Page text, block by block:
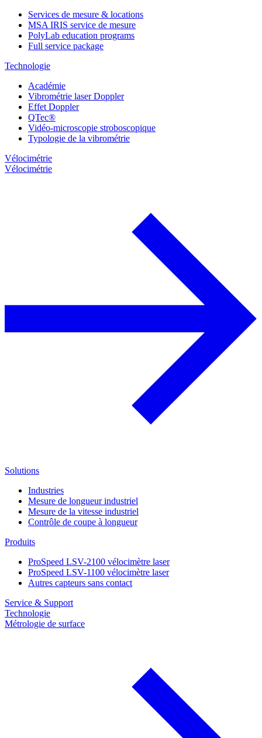
Services de mesure & locations
MSA IRIS service de mesure
PolyLab education programs
Full service package
Technologie
Académie
Vibrométrie laser Doppler
Effet Doppler
QTec®
Vidéo-microscopie stroboscopique
Typologie de la vibrométrie
Vélocimétrie
Vélocimétrie
Solutions
Industries
Mesure de longueur industriel
Mesure de la vitesse industriel
Contrôle de coupe à longueur
Produits
ProSpeed LSV-2100 vélocimètre laser
ProSpeed LSV-1100 vélocimètre laser
Autres capteurs sans contact
Service & Support
Technologie
Métrologie de surface